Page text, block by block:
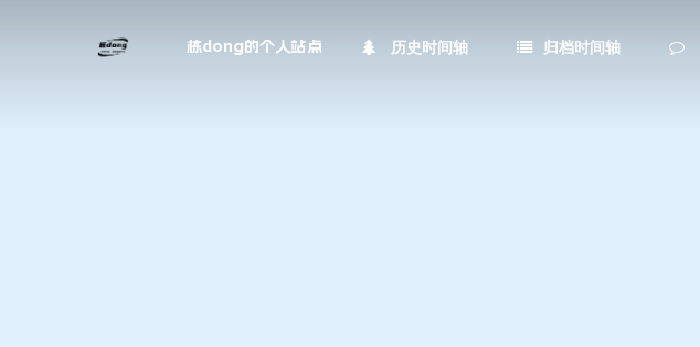
栋dong的个人站点 历史时间轴 归档时间轴